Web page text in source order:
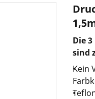
Die
sind
Kein